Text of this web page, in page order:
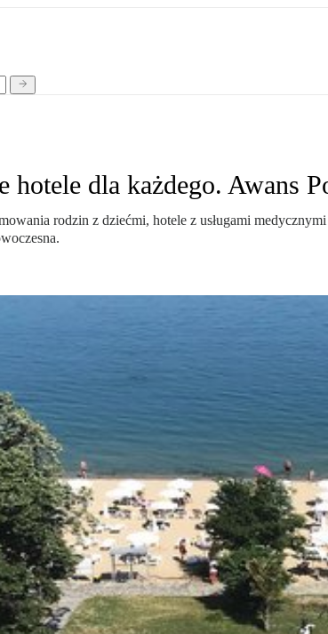
hotele dla każdego. Awans
rodzin z dziećmi, hotele z usługami